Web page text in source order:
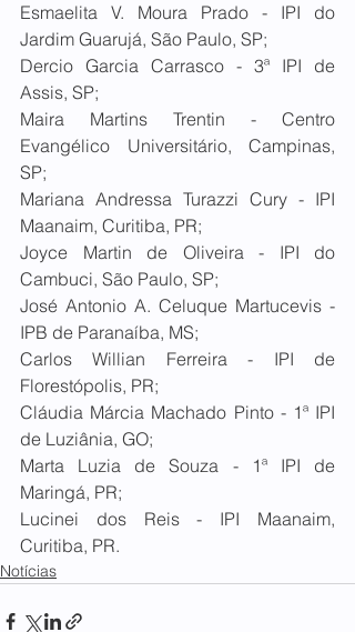
Esmaelita V. Moura Prado - IPI do
Jardim Guarujá, São Paulo, SP;
Dercio Garcia Carrasco - 3ª IPI de
Assis, SP;
Maira Martins Trentin - Centro
Evangélico Universitário, Campinas,
SP;
Mariana Andressa Turazzi Cury - IPI
Maanaim, Curitiba, PR;
Joyce Martin de Oliveira - IPI do
Cambuci, São Paulo, SP;
José Antonio A. Celuque Martucevis -
IPB de Paranaíba, MS;
Carlos Willian Ferreira - IPI de
Florestópolis, PR;
Cláudia Márcia Machado Pinto - 1ª IPI
de Luziânia, GO;
Marta Luzia de Souza - 1ª IPI de
Maringá, PR;
Lucinei dos Reis - IPI Maanaim,
Curitiba, PR.
Notícias